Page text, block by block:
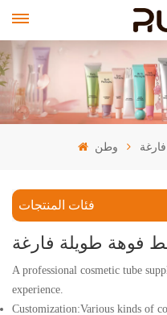
وطن
فئات المنتجات
فوهة طويلة فارغة
A professional cosmetic tube
experience.
Customization:Various kinds of